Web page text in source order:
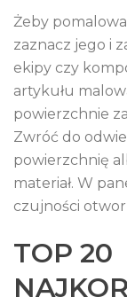
Żeby
zaznacz jego i
ekipy czy
artykułu
powierzchnie
Zwróć do
powierzchnię
materiał. W
czujności
TOP 20